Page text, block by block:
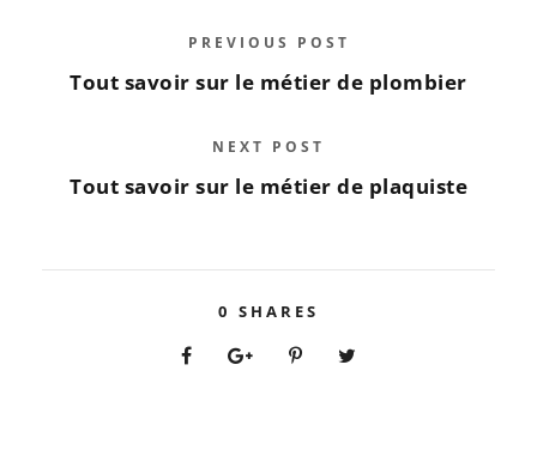
PREVIOUS POST
Tout savoir sur le métier de plombier
NEXT POST
Tout savoir sur le métier de plaquiste
0 SHARES